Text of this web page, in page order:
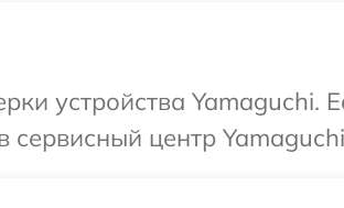
устройства Yamaguchi.
сервисный центр